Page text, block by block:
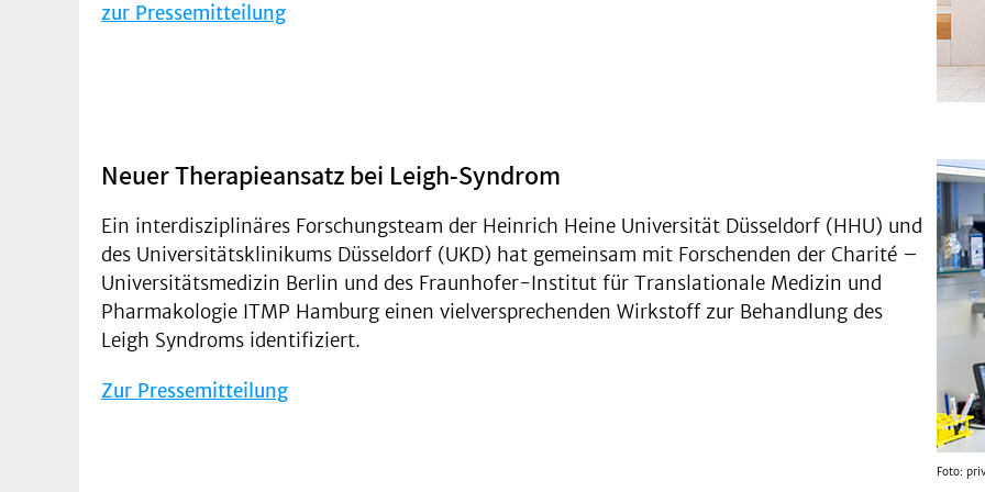
zur Pressemitteilung
Foto:
Neuer Therapieansatz bei Leigh-Syndrom
Ein interdisziplinäres Forschungsteam der Heinrich Heine Universität Düsseldorf (HHU) und
des Universitätsklinikums Düsseldorf (UKD) hat gemeinsam mit Forschenden der Charité –
Universitätsmedizin Berlin und des Fraunhofer-Institut für Translationale Medizin und
Pharmakologie ITMP Hamburg einen vielversprechenden Wirkstoff zur Behandlung des
Leigh Syndroms identifiziert.
Zur Pressemitteilung